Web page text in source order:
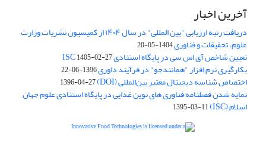
آخرین اخبار
دریافت رتبه ارزیابی "بین المللی" در سال ۱۴۰۴ از کمیسیون نشریات وزارت
علوم، تحقیقات و فناوری1404-05-20
تعیین شاخص آی اس سی در پایگاه استنادی ISC1405-02-27
بکارگیری نرم افزار "همانندجو" در فرآیند داوری1396-06-22
اختصاص شناسه دیجیتال معتبر بین‌المللی (DOI) 1396-04-27
نمایه شدن فصلنامه فناوری های نوین غذایی در پایگاه استنادی علوم جهان
اسلام (ISC) 1395-03-11